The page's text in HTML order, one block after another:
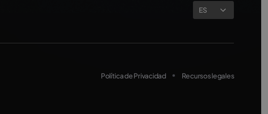
ES
Política de Privacidad Recursos legales